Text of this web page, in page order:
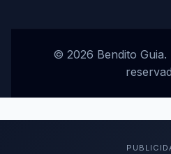
© 2026 Bendito Guia.